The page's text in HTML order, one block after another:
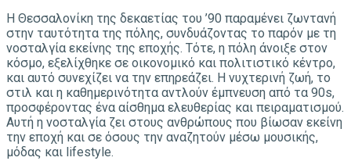
Η Θεσσαλονίκη της δεκαετίας του ’90 παραμένει ζωντανή
στην ταυτότητα της πόλης, συνδυάζοντας το παρόν με τη
νοσταλγία εκείνης της εποχής. Τότε, η πόλη άνοιξε στον
κόσμο, εξελίχθηκε σε οικονομικό και πολιτιστικό κέντρο,
και αυτό συνεχίζει να την επηρεάζει. Η νυχτερινή ζωή, το
στιλ και η καθημερινότητα αντλούν έμπνευση από τα 90s,
προσφέροντας ένα αίσθημα ελευθερίας και πειραματισμού.
Αυτή η νοσταλγία ζει στους ανθρώπους που βίωσαν εκείνη
την εποχή και σε όσους την αναζητούν μέσω μουσικής,
μόδας και lifestyle.